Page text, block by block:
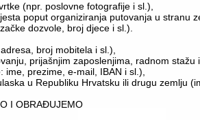
(npr. poslovne fotografije i sl.),
poput organiziranja putovanja u stranu
dozvole, broj djece i sl.).
broj mobitela i sl.),
prijašnjim zaposlenjima, radnom stažu i
prezime, e-mail, IBAN i sl.),
u Republiku Hrvatsku ili drugu zemlju
I OBRAĐUJEMO